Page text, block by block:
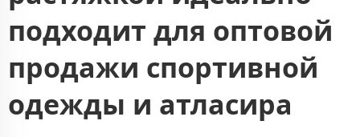
подходит для оптовой
продажи спортивной
одежды и атласира